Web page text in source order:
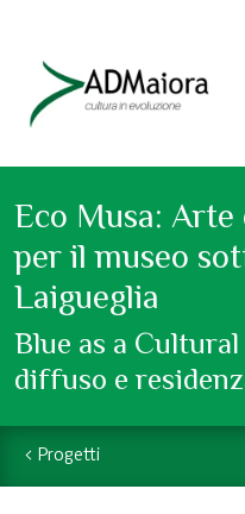
Eco Musa: Arte
per il museo
Laigueglia
Blue as a
diffuso e
Progetti